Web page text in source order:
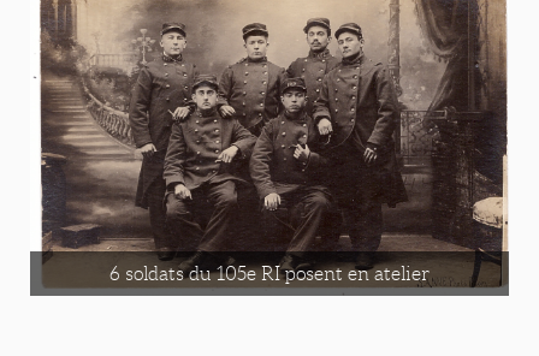
6 soldats du 105e RI posent en atelier